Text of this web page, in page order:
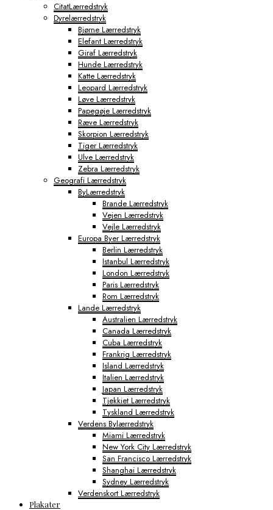
CitatLærredstryk
Dyrelærredstryk
Bjørne Lærredstryk
Elefant Lærredstryk
Giraf Lærredstryk
Hunde Lærredstryk
Katte Lærredstryk
Leopard Lærredstryk
Løve Lærredstryk
Papegøje Lærredstryk
Ræve Lærredstryk
Skorpion Lærredstryk
Tiger Lærredstryk
Ulve Lærredstryk
Zebra Lærredstryk
Geografi Lærredstryk
ByLærredstryk
Brande Lærredstryk
Vejen Lærredstryk
Vejle Lærredstryk
Europa Byer Lærredstryk
Berlin Lærredstryk
Istanbul Lærredstryk
London Lærredstryk
Paris Lærredstryk
Rom Lærredstryk
Lande Lærredstryk
Australien Lærredstryk
Canada Lærredstryk
Cuba Lærredstryk
Frankrig Lærredstryk
Island Lærredstryk
Italien Lærredstryk
Japan Lærredstryk
Tjekkiet Lærredstryk
Tyskland Lærredstryk
Verdens Bylærredstryk
Miami Lærredstryk
New York City Lærredstryk
San Francisco Lærredstryk
Shanghai Lærredstryk
Sydney Lærredstryk
Verdenskort Lærredstryk
Plakater